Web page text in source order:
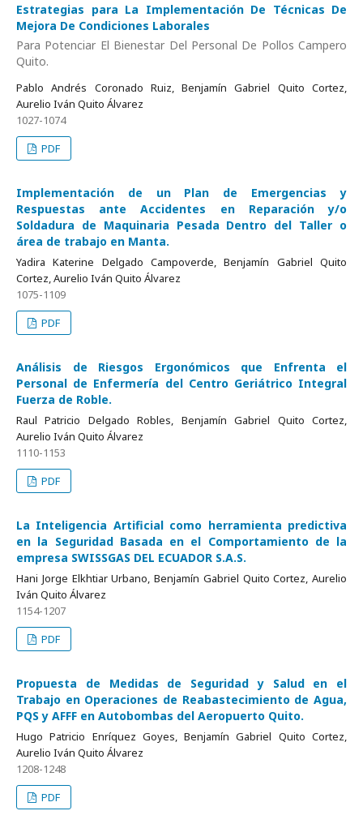
Estrategias para La Implementación De Técnicas De
Mejora De Condiciones Laborales
Para Potenciar El Bienestar Del Personal De Pollos Campero
Quito.
Pablo Andrés Coronado Ruiz, Benjamín Gabriel Quito Cortez,
Aurelio Iván Quito Álvarez
1027-1074
PDF
Implementación de un Plan de Emergencias y
Respuestas ante Accidentes en Reparación y/o
Soldadura de Maquinaria Pesada Dentro del Taller o
área de trabajo en Manta.
Yadira Katerine Delgado Campoverde, Benjamín Gabriel Quito
Cortez, Aurelio Iván Quito Álvarez
1075-1109
PDF
Análisis de Riesgos Ergonómicos que Enfrenta el
Personal de Enfermería del Centro Geriátrico Integral
Fuerza de Roble.
Raul Patricio Delgado Robles, Benjamín Gabriel Quito Cortez,
Aurelio Iván Quito Álvarez
1110-1153
PDF
La Inteligencia Artificial como herramienta predictiva
en la Seguridad Basada en el Comportamiento de la
empresa SWISSGAS DEL ECUADOR S.A.S.
Hani Jorge Elkhtiar Urbano, Benjamín Gabriel Quito Cortez, Aurelio
Iván Quito Álvarez
1154-1207
PDF
Propuesta de Medidas de Seguridad y Salud en el
Trabajo en Operaciones de Reabastecimiento de Agua,
PQS y AFFF en Autobombas del Aeropuerto Quito.
Hugo Patricio Enríquez Goyes, Benjamín Gabriel Quito Cortez,
Aurelio Iván Quito Álvarez
1208-1248
PDF